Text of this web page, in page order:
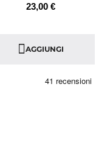
23,00 €
AGGIUNGI